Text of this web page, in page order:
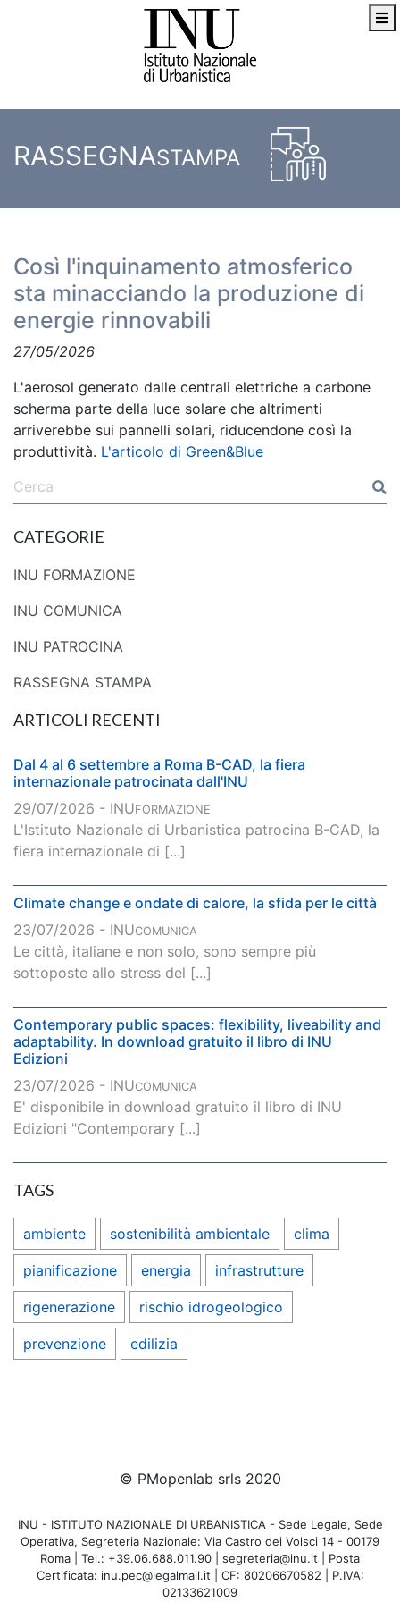
RASSEGNASTAMPA
Così l'inquinamento atmosferico
sta minacciando la produzione di
energie rinnovabili
27/05/2026
L'aerosol generato dalle centrali elettriche a carbone
scherma parte della luce solare che altrimenti
arriverebbe sui pannelli solari, riducendone così la
produttività. L'articolo di Green&Blue
CATEGORIE
INU FORMAZIONE
INU COMUNICA
INU PATROCINA
RASSEGNA STAMPA
ARTICOLI RECENTI
Dal 4 al 6 settembre a Roma B-CAD, la fiera
internazionale patrocinata dall'INU
29/07/2026 - INUFORMAZIONE
L'Istituto Nazionale di Urbanistica patrocina B-CAD, la
fiera internazionale di [...]
Climate change e ondate di calore, la sfida per le città
23/07/2026 - INUCOMUNICA
Le città, italiane e non solo, sono sempre più
sottoposte allo stress del [...]
Contemporary public spaces: flexibility, liveability and
adaptability. In download gratuito il libro di INU
Edizioni
23/07/2026 - INUCOMUNICA
E' disponibile in download gratuito il libro di INU
Edizioni "Contemporary [...]
TAGS
ambiente sostenibilità ambientale clima
pianificazione energia infrastrutture
rigenerazione rischio idrogeologico
prevenzione edilizia
© PMopenlab srls 2020
INU - ISTITUTO NAZIONALE DI URBANISTICA - Sede Legale, Sede
Operativa, Segreteria Nazionale: Via Castro dei Volsci 14 - 00179
Roma | Tel.: +39.06.688.011.90 | segreteria@inu.it | Posta
Certificata: inu.pec@legalmail.it | CF: 80206670582 | P.IVA:
02133621009